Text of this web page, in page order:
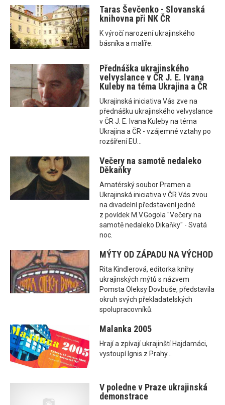
Taras Ševčenko - Slovanská
knihovna při NK ČR
K výročí narození ukrajinského
básníka a malíře.
Přednáška ukrajinského
velvyslance v ČR J. E. Ivana
Kuleby na téma Ukrajina a ČR
Ukrajinská iniciativa Vás zve na
přednášku ukrajinského velvyslance
v ČR J. E. Ivana Kuleby na téma
Ukrajina a ČR - vzájemné vztahy po
rozšíření EU...
Večery na samotě nedaleko
Děkaňky
Amatérský soubor Pramen a
Ukrajinská iniciativa v ČR Vás zvou
na divadelní představení jedné
z povídek M.V.Gogola "Večery na
samotě nedaleko Dikaňky" - Svatá
noc.
MÝTY OD ZÁPADU NA VÝCHOD
Rita Kindlerová, editorka knihy
ukrajinských mýtů s názvem
Pomsta Oleksy Dovbuše, představila
okruh svých překladatelských
spolupracovníků.
Malanka 2005
Hrají a zpívají ukrajinští Hajdamáci,
vystoupí Ignis z Prahy...
V poledne v Praze ukrajinská
demonstrace